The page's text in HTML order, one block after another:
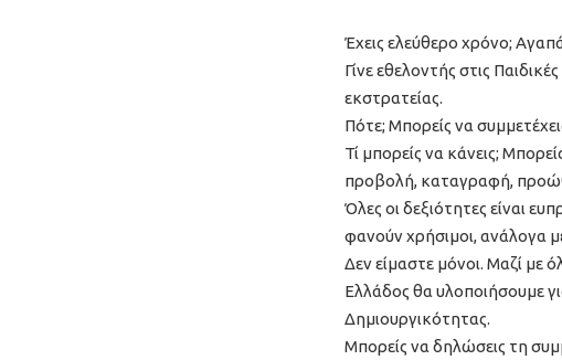
Έχεις ελεύθερο χρόνο;
Γίνε εθελοντής στις
εκστρατείας.
Πότε; Μπορείς να
Τί μπορείς να κάνεις;
προβολή, καταγραφή,
Όλες οι δεξιότητες είναι
φανούν χρήσιμοι, ανάλογα
Δεν είμαστε μόνοι. Μαζί με
Ελλάδος θα υλοποιήσουμε
Δημιουργικότητας.
Μπορείς να δηλώσεις τη